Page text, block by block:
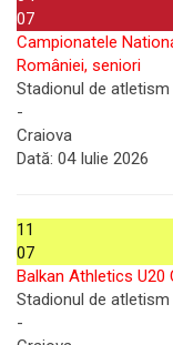
07
Campionatele
României, seniori
Stadionul de atletism
-
Craiova
Dată: 04 Iulie 2026
11
07
Balkan Athletics U20
Stadionul de atletism
-